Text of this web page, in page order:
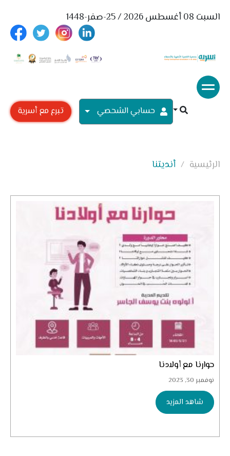
السبت 08 أغسطس 2026 / 25-صفر-1448
حسابي الشحصي تبرع مع أسرية
الرئيسية أنديتنا
حوارنا مع أولادنا
نوفمبر 30, 2023
شاهد المزيد